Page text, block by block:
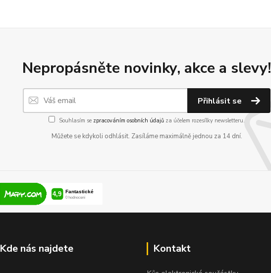
Nepropásněte novinky, akce a slevy!
Přihlásit se
Souhlasím se zpracováním osobních údajů za účelem rozesílky newsletteru.
Můžete se kdykoli odhlásit. Zasíláme maximálně jednou za 14 dní.
Kde nás najdete Kontakt